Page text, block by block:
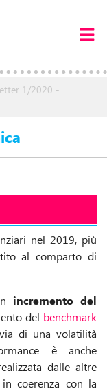
1/2020 -
nel 2019, più
al comparto di
incremento del
del benchmark
di una volatilità
è anche
dalle altre
coerenza con la